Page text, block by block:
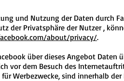
und Nutzung der Daten durch
der Privatsphäre der Nutzer ,
about/privacy/.
über dieses Angebot Daten
vor dem Besuch des
Werbezwecke, sind innerhalb